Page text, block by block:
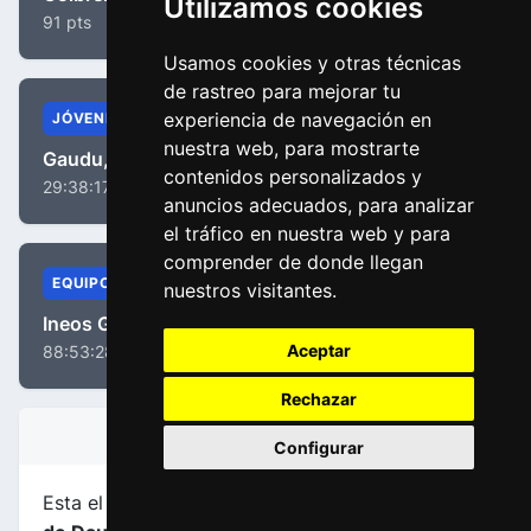
Utilizamos cookies
Usamos cookies y otras técnicas
de rastreo para mejorar tu
experiencia de navegación en
nuestra web, para mostrarte
contenidos personalizados y
anuncios adecuados, para analizar
el tráfico en nuestra web y para
comprender de donde llegan
nuestros visitantes.
Aceptar
Rechazar
Configurar
91 pts
JÓVENES
Gaudu, David
29:38:17
EQUIPOS
Ineos Grenadiers
88:53:28
Esta el etapa